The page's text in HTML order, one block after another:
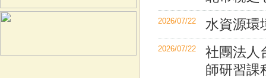
2026/07/22 水資源環
2026/07/22
社團法人
師研習課